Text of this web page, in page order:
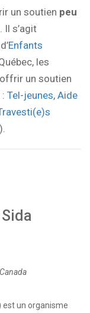
un soutien peu
. Il s’agit
Enfants
les
un soutien
Tel-jeunes, Aide
est un organisme